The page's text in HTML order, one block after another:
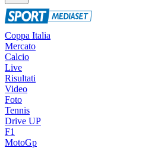
Coppa Italia
Mercato
Calcio
Live
Risultati
Video
Foto
Tennis
Drive UP
F1
MotoGp